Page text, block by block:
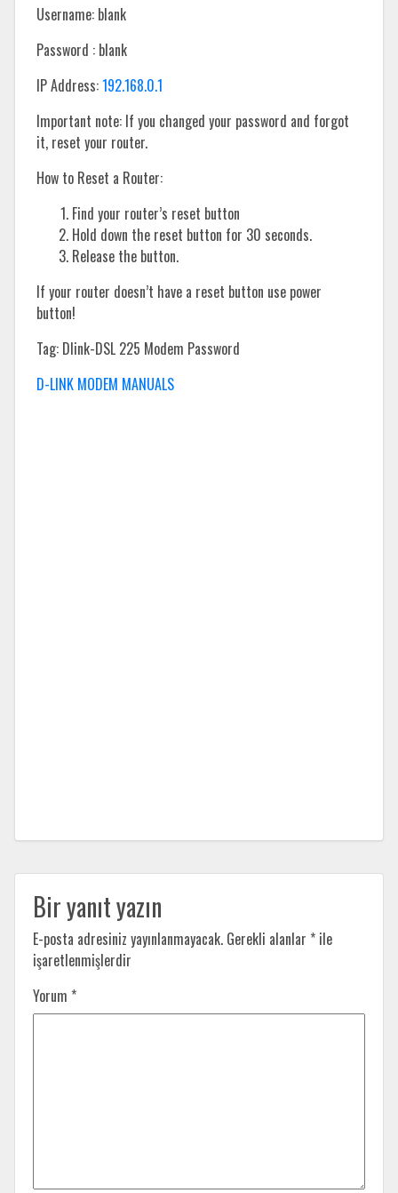
Username: blank
Password : blank
IP Address:192.168.0.1
Important note: If you changed your password and forgot
it, reset your router.
How to Reset a Router:
Find your router’s reset button
Hold down the reset button for 30 seconds.
Release the button.
If your router doesn’t have a reset button use power
button!
Tag: Dlink-DSL 225 Modem Password
D-LINK MODEM MANUALS
Bir yanıt yazın
E-posta adresiniz yayınlanmayacak. Gerekli alanlar * ile
işaretlenmişlerdir
Yorum *